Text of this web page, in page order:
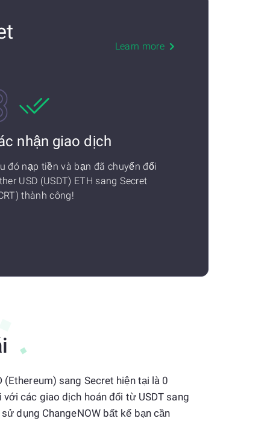
Learn more
nhận giao dịch
đó nạp tiền và bạn đã chuyển đổi
USD (USDT) ETH sang Secret
thành công!
(Ethereum) sang Secret hiện tại là 0
với các giao dịch hoán đổi từ USDT sang
sử dụng ChangeNOW bất kể bạn cần